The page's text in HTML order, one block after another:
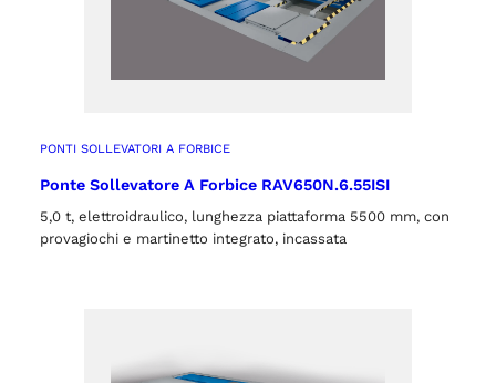
PONTI SOLLEVATORI A FORBICE
Ponte Sollevatore A Forbice RAV650N.6.55ISI
5,0 t, elettroidraulico, lunghezza piattaforma 5500 mm, con
provagiochi e martinetto integrato, incassata